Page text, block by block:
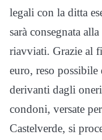
legali con la ditta
sarà consegnata
riavviati. Grazie al
euro, reso possibile
derivanti dagli
condoni, versate
Castelverde, si